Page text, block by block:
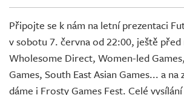
Připojte se k nám na letní prezentaci
v sobotu 7. června od 22:00, ještě před
Wholesome Direct, Women-led
Games, South East Asian Games... a na
dáme i Frosty Games Fest. Celé